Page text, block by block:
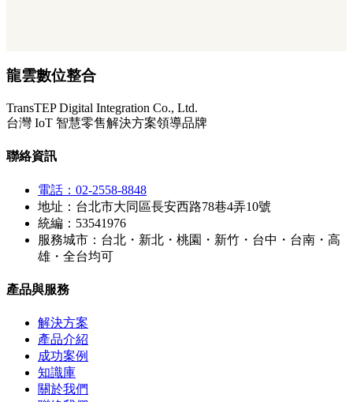
龍雲數位整合
TransTEP Digital Integration Co., Ltd.
台灣 IoT 智慧零售解決方案領導品牌
聯絡資訊
電話：02-2558-8848
地址：台北市大同區長安西路78巷4弄10號
統編：53541976
服務城市：台北・新北・桃園・新竹・台中・台南・高
雄・全台均可
產品與服務
解決方案
產品介紹
成功案例
知識庫
關於我們